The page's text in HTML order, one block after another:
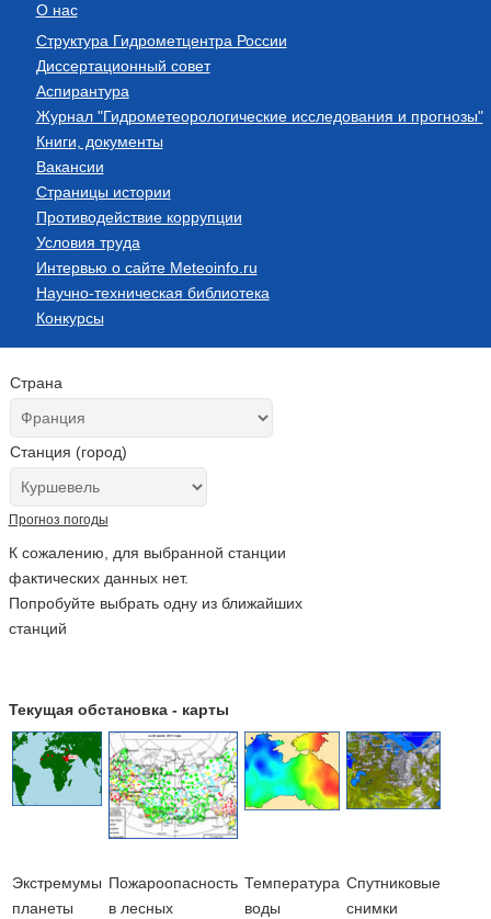
О нас
Структура Гидрометцентра России
Диссертационный совет
Аспирантура
Журнал "Гидрометеорологические исследования и прогнозы"
Книги, документы
Вакансии
Страницы истории
Противодействие коррупции
Условия труда
Интервью о сайте Meteoinfo.ru
Научно-техническая библиотека
Конкурсы
Страна
Станция (город)
Прогноз погоды
К сожалению, для выбранной станции
фактических данных нет.
Попробуйте выбрать одну из ближайших
станций
Текущая обстановка - карты
Экстремумы
планеты
Пожароопасность
в лесных
Температура
воды
Cпутниковые
снимки